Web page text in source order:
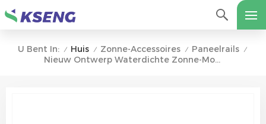
U Bent In: / Huis / Zonne-Accessoires / Paneelrails /
Nieuw Ontwerp Waterdichte Zonne-Montagerail Voor Fotovoltaïsche Carport